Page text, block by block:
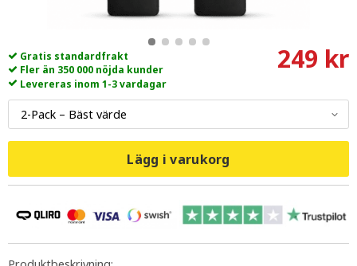
Gratis standardfrakt
Fler än 350 000 nöjda kunder
Levereras inom 1-3 vardagar
249 kr
Lägg i varukorg